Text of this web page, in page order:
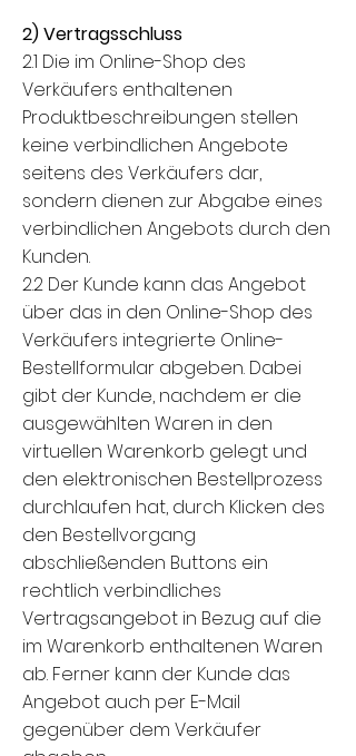
2) Vertragsschluss
2.1 Die im Online-Shop des
Verkäufers enthaltenen
Produktbeschreibungen stellen
keine verbindlichen Angebote
seitens des Verkäufers dar,
sondern dienen zur Abgabe eines
verbindlichen Angebots durch den
Kunden.
2.2 Der Kunde kann das Angebot
über das in den Online-Shop des
Verkäufers integrierte Online-
Bestellformular abgeben. Dabei
gibt der Kunde, nachdem er die
ausgewählten Waren in den
virtuellen Warenkorb gelegt und
den elektronischen Bestellprozess
durchlaufen hat, durch Klicken des
den Bestellvorgang
abschließenden Buttons ein
rechtlich verbindliches
Vertragsangebot in Bezug auf die
im Warenkorb enthaltenen Waren
ab. Ferner kann der Kunde das
Angebot auch per E-Mail
gegenüber dem Verkäufer